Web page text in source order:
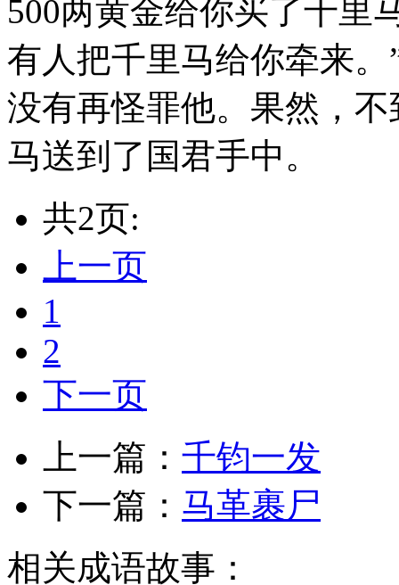
500两黄金给你买了千里
有人把千里马给你牵来
没有再怪罪他。果然，
马送到了国君手中。
共2页:
上一页
1
2
下一页
上一篇： 千钧一发
下一篇： 马革裹尸
相关成语故事：